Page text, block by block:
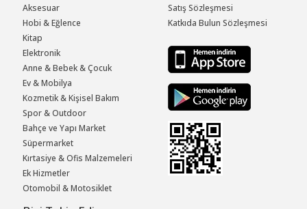
Aksesuar
Hobi & Eğlence
Kitap
Elektronik
Anne & Bebek & Çocuk
Ev & Mobilya
Kozmetik & Kişisel Bakım
Spor & Outdoor
Bahçe ve Yapı Market
Süpermarket
Kırtasiye & Ofis Malzemeleri
Ek Hizmetler
Otomobil & Motosiklet
Satış Sözleşmesi
Katkıda Bulun Sözleşmesi